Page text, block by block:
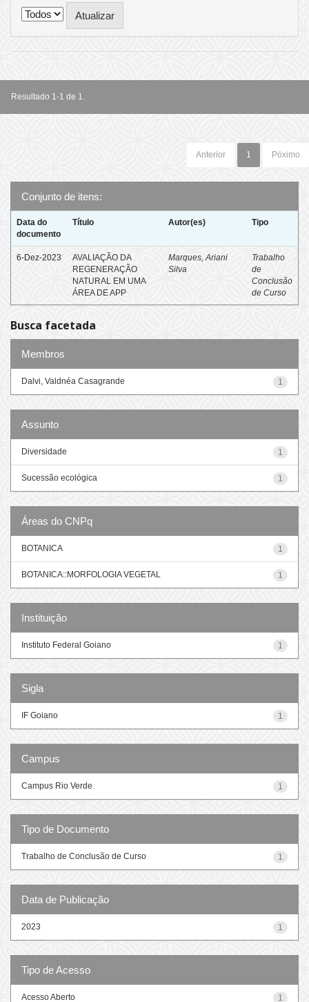
Resultado 1-1 de 1.
Anterior 1 Póximo
Conjunto de itens:
Data do
documento
Título Autor(es) Tipo
6-Dez-2023
AVALIAÇÃO DA
REGENERAÇÃO
NATURAL EM UMA
ÁREA DE APP
Marques, Ariani
Silva
Trabalho
de
Conclusão
de Curso
Busca facetada
Membros
1
Dalvi, Valdnéa Casagrande
Assunto
1
Diversidade
1
Sucessão ecológica
Áreas do CNPq
1
BOTANICA
1
BOTANICA::MORFOLOGIA VEGETAL
Instituição
1
Instituto Federal Goiano
Sigla
1
IF Goiano
Campus
1
Campus Rio Verde
Tipo de Documento
1
Trabalho de Conclusão de Curso
Data de Publicação
1
2023
Tipo de Acesso
1
Acesso Aberto